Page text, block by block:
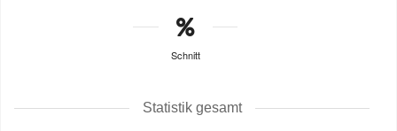
Schnitt
Statistik gesamt